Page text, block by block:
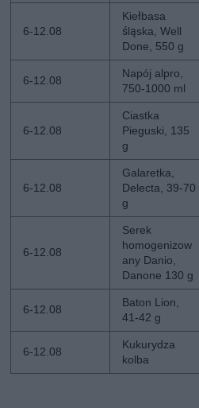
6-12.08
Kiełbasa
śląska, Well
Done, 550 g
6-12.08
Napój alpro,
750-1000 ml
6-12.08
Ciastka
Pieguski, 135
g
6-12.08
Galaretka,
Delecta, 39-70
g
6-12.08
Serek
homogenizow
any Danio,
Danone 130 g
6-12.08
Baton Lion,
41-42 g
6-12.08
Kukurydza
kolba